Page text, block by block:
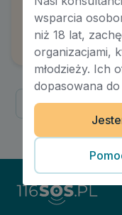
Przywiązanie.
Autor: Dawid
Poprzednia
wsparcia
niż 18 lat,
organizacjami,
młodzieży. Ich
dopasowana